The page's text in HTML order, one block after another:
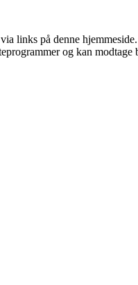
links på denne hjemmeside.
og kan